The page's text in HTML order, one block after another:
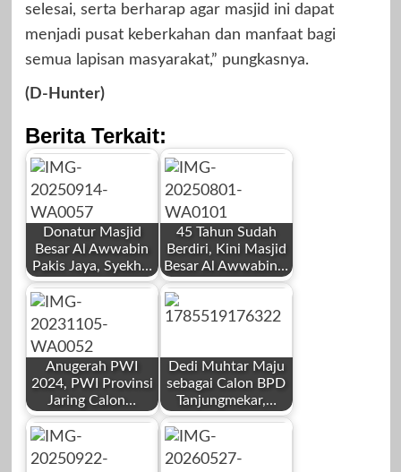
selesai, serta berharap agar masjid ini dapat
menjadi pusat keberkahan dan manfaat bagi
semua lapisan masyarakat,” pungkasnya.
(D-Hunter)
Berita Terkait:
Donatur Masjid
Besar Al Awwabin
Pakis Jaya, Syekh…
by
Redaksi
September 15,
2025
45 Tahun Sudah
Berdiri, Kini Masjid
Besar Al Awwabin…
by
Redaksi
Agustus 1, 2025
Anugerah PWI
2024, PWI Provinsi
Jaring Calon…
by
Redaksi
Dedi Muhtar Maju
sebagai Calon BPD
Tanjungmekar,…
by
Redaksi